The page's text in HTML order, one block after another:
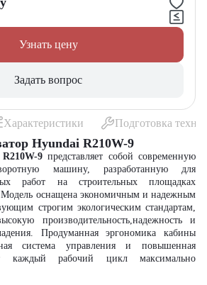
Узнать цену
Задать вопрос
Характеристики Подготовка
Hyundai R210W-9
9представляет собой современную
машину, разработанную для
работ на строительных площадках
Модель оснащена экономичным и надежным
строгим экологическим стандартам,
производительность,надежность и
Продуманная эргономика кабины
система управления и повышенная
каждый рабочий цикл максимально